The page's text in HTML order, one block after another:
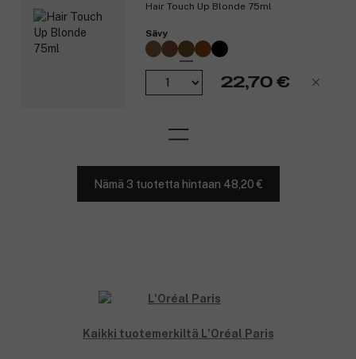
Hair Touch Up Blonde 75ml
Sävy
22,70 €
Nämä 3 tuotetta hintaan 48,20 €
Kaikki tuotemerkiltä L'Oréal Paris